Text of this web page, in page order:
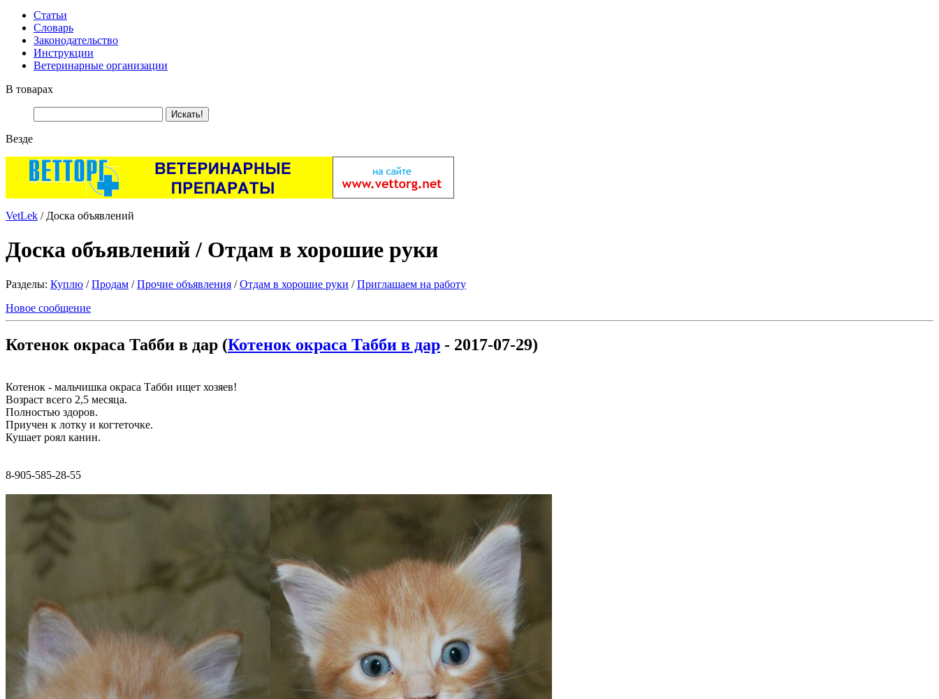
Статьи
Словарь
Законодательство
Инструкции
Ветеринарные организации
В товарах
Везде
VetLek / Доска объявлений
Доска объявлений / Отдам в хорошие руки
Разделы: Куплю /Продам /Прочие объявления /Отдам в хорошие руки /Приглашаем на работу
Новое сообщение
Котенок окраса Табби в дар (Котенок окраса Табби в дар - 2017-07-29)
Котенок - мальчишка окраса Табби ищет хозяев!
Возраст всего 2,5 месяца.
Полностью здоров.
Приучен к лотку и когтеточке.
Кушает роял канин.
8-905-585-28-55